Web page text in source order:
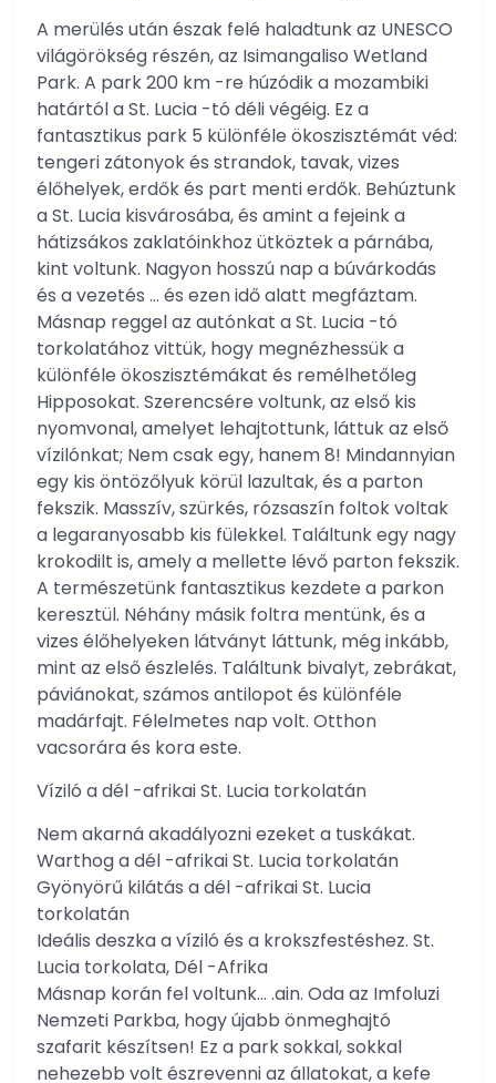
A merülés után észak felé haladtunk az UNESCO
világörökség részén, az Isimangaliso Wetland
Park. A park 200 km -re húzódik a mozambiki
határtól a St. Lucia -tó déli végéig. Ez a
fantasztikus park 5 különféle ökoszisztémát véd:
tengeri zátonyok és strandok, tavak, vizes
élőhelyek, erdők és part menti erdők. Behúztunk
a St. Lucia kisvárosába, és amint a fejeink a
hátizsákos zaklatóinkhoz ütköztek a párnába,
kint voltunk. Nagyon hosszú nap a búvárkodás
és a vezetés … és ezen idő alatt megfáztam.
Másnap reggel az autónkat a St. Lucia -tó
torkolatához vittük, hogy megnézhessük a
különféle ökoszisztémákat és remélhetőleg
Hipposokat. Szerencsére voltunk, az első kis
nyomvonal, amelyet lehajtottunk, láttuk az első
vízilónkat; Nem csak egy, hanem 8! Mindannyian
egy kis öntözőlyuk körül lazultak, és a parton
fekszik. Masszív, szürkés, rózsaszín foltok voltak
a legaranyosabb kis fülekkel. Találtunk egy nagy
krokodilt is, amely a mellette lévő parton fekszik.
A természetünk fantasztikus kezdete a parkon
keresztül. Néhány másik foltra mentünk, és a
vizes élőhelyeken látványt láttunk, még inkább,
mint az első észlelés. Találtunk bivalyt, zebrákat,
páviánokat, számos antilopot és különféle
madárfajt. Félelmetes nap volt. Otthon
vacsorára és kora este.
Víziló a dél -afrikai St. Lucia torkolatán
Nem akarná akadályozni ezeket a tuskákat.
Warthog a dél -afrikai St. Lucia torkolatán
Gyönyörű kilátás a dél -afrikai St. Lucia
torkolatán
Ideális deszka a víziló és a krokszfestéshez. St.
Lucia torkolata, Dél -Afrika
Másnap korán fel voltunk… .ain. Oda az Imfoluzi
Nemzeti Parkba, hogy újabb önmeghajtó
szafarit készítsen! Ez a park sokkal, sokkal
nehezebb volt észrevenni az állatokat, a kefe